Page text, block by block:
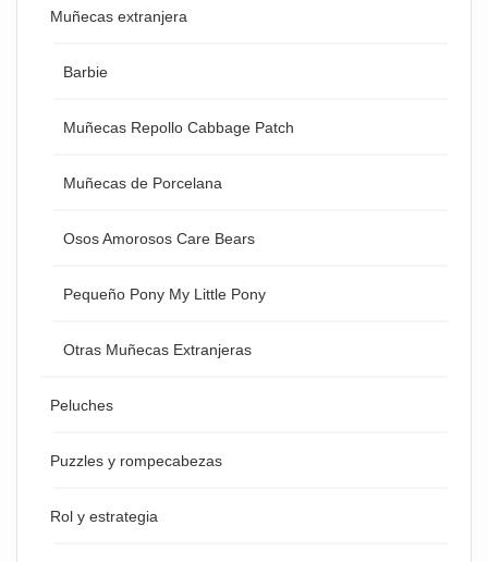
Muñecas extranjera
Barbie
Muñecas Repollo Cabbage Patch
Muñecas de Porcelana
Osos Amorosos Care Bears
Pequeño Pony My Little Pony
Otras Muñecas Extranjeras
Peluches
Puzzles y rompecabezas
Rol y estrategia